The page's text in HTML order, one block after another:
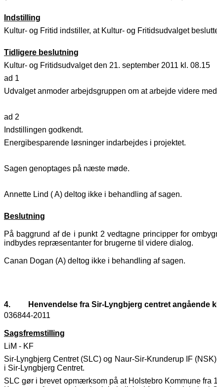
Indstilling
Kultur- og Fritid indstiller, at Kultur- og Fritidsudvalget
Tidligere beslutning
Kultur- og Fritidsudvalget den 21. september 2011 kl. 08.15
ad 1
Udvalget anmoder arbejdsgruppen om at arbejde videre
ad 2
Indstillingen godkendt.
Energibesparende løsninger indarbejdes i projektet.
Sagen genoptages på næste møde.
Annette Lind ( A) deltog ikke i behandling af sagen.
Beslutning
På baggrund af de i punkt 2 vedtagne principper for
indbydes repræsentanter for brugerne til videre dialog.
Canan Dogan (A) deltog ikke i behandling af sagen.
4.
Henvendelse fra Sir-Lyngbjerg centret angående
036844-2011
Sagsfremstilling
LiM - KF
Sir-Lyngbjerg Centret (SLC) og Naur-Sir-Krunderup IF
i Sir-Lyngbjerg Centret.
SLC gør i brevet opmærksom på at Holstebro Kommune fra